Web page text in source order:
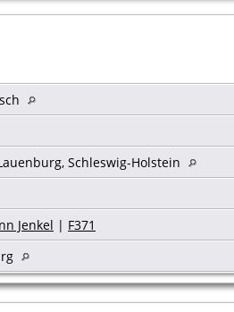
Schleswig-Holstein
Jenkel | F371